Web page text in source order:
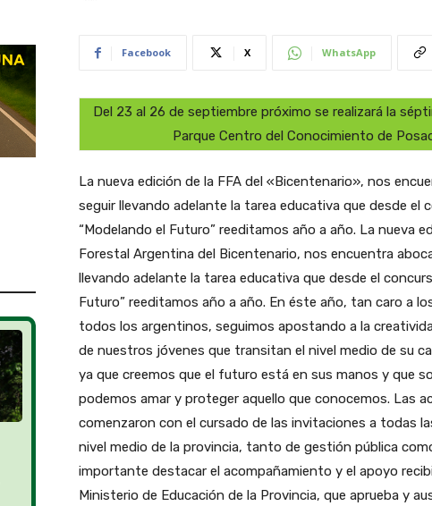
Facebook X WhatsApp
Del 23 al 26 de septiembre próximo se realizará la
Parque Centro del Conocimiento de
La nueva edición de la FFA del «Bicentenario», nos
seguir llevando adelante la tarea educativa que desde el
“Modelando el Futuro” reeditamos año a año. La nueva
Forestal Argentina del Bicentenario, nos encuentra
llevando adelante la tarea educativa que desde el
Futuro” reeditamos año a año. En éste año, tan caro a
todos los argentinos, seguimos apostando a la
de nuestros jóvenes que transitan el nivel medio de su
ya que creemos que el futuro está en sus manos y que
podemos amar y proteger aquello que conocemos. Las
comenzaron con el cursado de las invitaciones a todas
nivel medio de la provincia, tanto de gestión pública
importante destacar el acompañamiento y el apoyo
Ministerio de Educación de la Provincia, que aprueba y